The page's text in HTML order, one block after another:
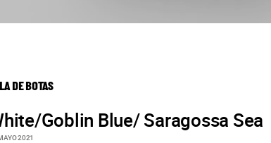
DE BOTAS
Goblin Blue/ Saragossa Sea
2021